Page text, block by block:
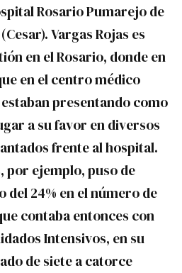
Rosario Pumarejo de
Vargas Rojas es
en el Rosario, donde en
en el centro médico
presentando como
a su favor en diversos
frente al hospital.
por ejemplo, puso de
del 24% en el número de
contaba entonces con
Intensivos, en su
de siete a catorce